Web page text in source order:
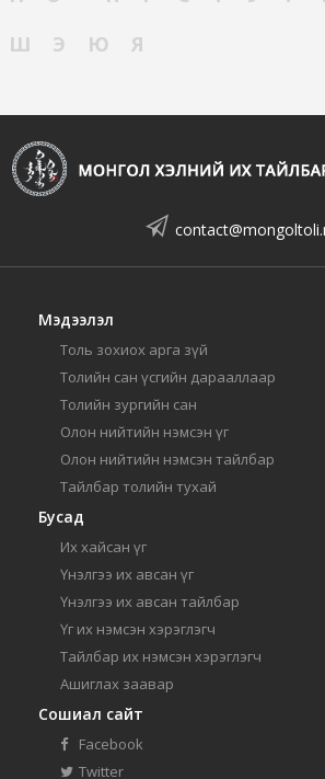
Ш
Э Ю Я
Мэдээлэл
Толь зохиох арга зүй
Толийн сан үсгийн дарааллаар
Толийн зургийн сан
Олон нийтийн нэмсэн үг
Олон нийтийн нэмсэн тайлбар
Тайлбар толийн тухай
Бусад
Их хайсан үг
Үнэлгээ их авсан үг
Үнэлгээ их авсан тайлбар
Үг их нэмсэн хэрэглэгч
Тайлбар их нэмсэн хэрэглэгч
Ашиглах заавар
Сошиал сайт
Facebook
Twitter